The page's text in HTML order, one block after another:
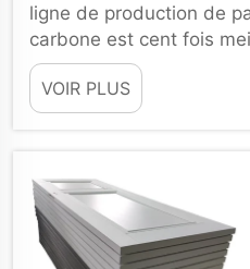
ligne de production de
carbone est cent fois
production traditionnelle
mousse PVC. Cette...
VOIR PLUS